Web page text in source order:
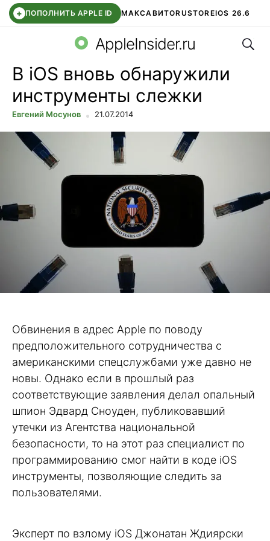
+ ПОПОЛНИТЬ APPLE ID МАКСАВИТОRUSTOREIOS 26.6
СБЕР КИДС ВТБ ОНЛАЙН ЧАТ В ROBLOX
AppleInsider.ru
В iOS вновь обнаружили
инструменты слежки
Евгений Мосунов 21.07.2014
Обвинения в адрес Apple по поводу
предположительного сотрудничества с
американскими спецслужбами уже давно не
новы. Однако если в прошлый раз
соответствующие заявления делал опальный
шпион Эдвард Сноуден, публиковавший
утечки из Агентства национальной
безопасности, то на этот раз специалист по
программированию смог найти в коде iOS
инструменты, позволяющие следить за
пользователями.
Эксперт по взлому iOS Джонатан Ждиярски